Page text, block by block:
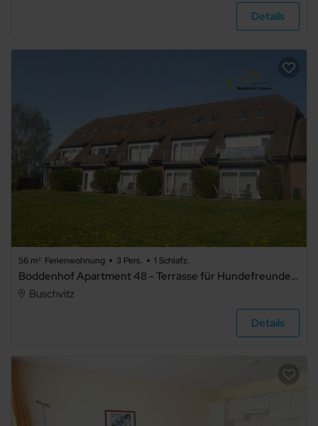
Details
56 m² Ferienwohnung 3 Pers. 1 Schlafz.
Boddenhof Apartment 48 - Terrasse für Hundefreunde - Ferienwohnung 48 – Entspannt wohnen mit Terrasse, WLAN und Nähe zu Bergen
Buschvitz
Details